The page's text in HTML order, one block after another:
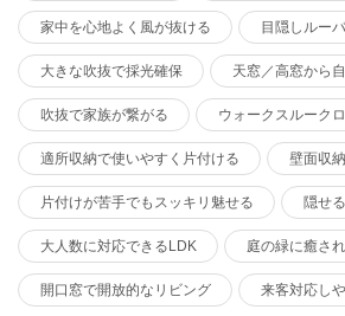
家中を心地よく風が抜ける 目隠しルー
大きな吹抜で採光確保 天窓／高窓から
吹抜で家族が繋がる ウォークスルーク
適所収納で使いやすく片付ける 壁面収
片付けが苦手でもスッキリ魅せる 隠せ
大人数に対応できるLDK 庭の緑に癒さ
開口窓で開放的なリビング 来客対応し